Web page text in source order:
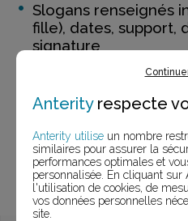
Slogans renseignés
fille), dates, support,
signature
LANCER
Anterityrespecte
Anterity utilise un nombre
similaires pour assurer la
performances optimales et
personnalisée. En cliquant sur
l'utilisation de cookies, de
vos données personnelles
site.